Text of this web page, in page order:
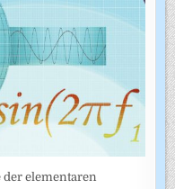
der elementaren